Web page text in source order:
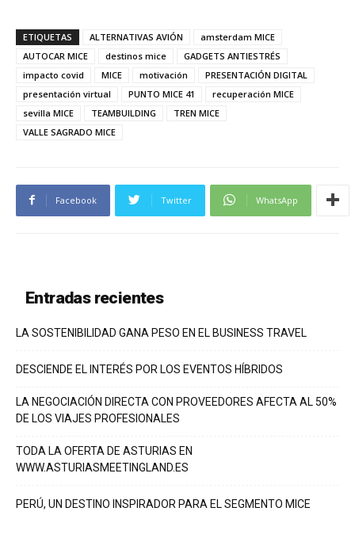
ETIQUETAS ALTERNATIVAS AVIÓN
amsterdam MICE
AUTOCAR MICE
destinos mice
GADGETS ANTIESTRÉS
impacto covid
MICE motivación
PRESENTACIÓN DIGITAL
presentación virtual
PUNTO MICE 41
recuperación MICE
sevilla MICE
TEAMBUILDING
TREN MICE
VALLE SAGRADO MICE
Facebook Twitter WhatsApp
Entradas recientes
LA SOSTENIBILIDAD GANA PESO EN EL BUSINESS TRAVEL
DESCIENDE EL INTERÉS POR LOS EVENTOS HÍBRIDOS
LA NEGOCIACIÓN DIRECTA CON PROVEEDORES AFECTA AL 50%
DE LOS VIAJES PROFESIONALES
TODA LA OFERTA DE ASTURIAS EN
WWW.ASTURIASMEETINGLAND.ES
PERÚ, UN DESTINO INSPIRADOR PARA EL SEGMENTO MICE